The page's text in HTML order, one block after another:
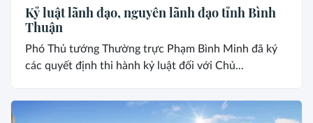
Kỷ luật lãnh đạo, nguyên lãnh đạo tỉnh Bình
Thuận
Phó Thủ tướng Thường trực Phạm Bình Minh đã ký
các quyết định thi hành kỷ luật đối với Chủ...